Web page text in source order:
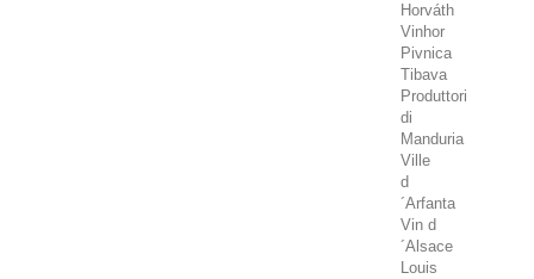
Horváth
Vinhor
Pivnica
Tibava
Produttori
di
Manduria
Ville
d
´Arfanta
Vin d
´Alsace
Louis